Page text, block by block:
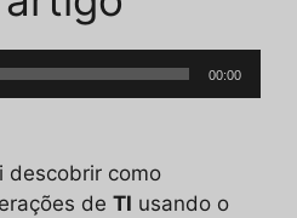
00:00
descobrir como
de TI usando o